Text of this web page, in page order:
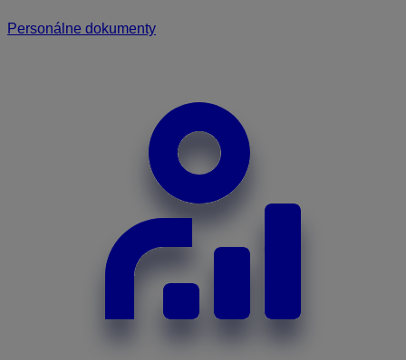
Personálne dokumenty